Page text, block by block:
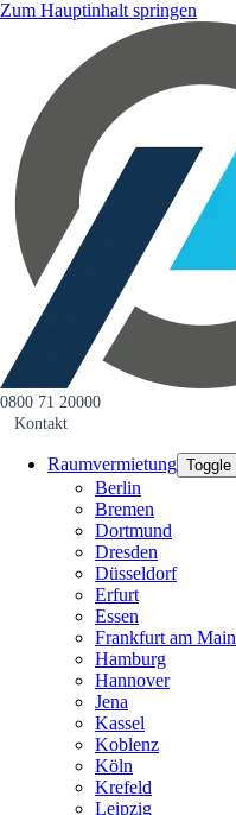
Zum Hauptinhalt springen
0800 71 20000
Kontakt
Raumvermietung Toggle
Berlin
Bremen
Dortmund
Dresden
Düsseldorf
Erfurt
Essen
Frankfurt am Main
Hamburg
Hannover
Jena
Kassel
Koblenz
Köln
Krefeld
Leipzig